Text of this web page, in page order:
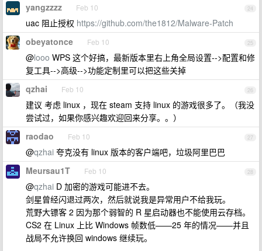
24
yangzzzz Feb 10
uac 阻止授权 https://github.com/the1812/Malware-Patch
25
obeyatonce Feb 10
@looo WPS 这个好搞，最新版本里右上角全局设置-->配置和修
复工具-->高级-->功能定制里可以把这些关掉
26
qzhai Feb 10
建议 考虑 linux ，现在 steam 支持 linux 的游戏很多了。（我没
尝试过，如果你感兴趣欢迎回来分享。。）
27
raodao Feb 10
@qzhai 夸克没有 linux 版本的客户端吧，垃圾阿里巴巴
28
Meursau1T Feb 10
@qzhai D 加密的游戏可能进不去。
剑星曾经闪退过两次，然后就说我是异常用户不给我玩。
荒野大镖客 2 因为那个弱智的 R 星启动器也不能使用云存档。
CS2 在 Linux 上比 Windows 帧数低——25 年的情况——并且
战局不允许换回 windows 继续玩。